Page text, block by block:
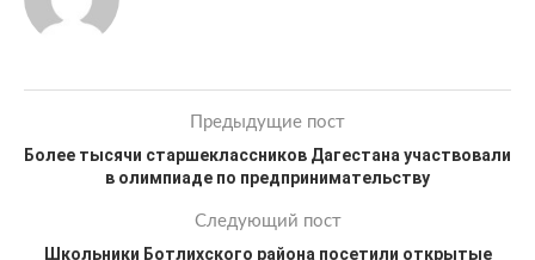
Предыдущие пост
Более тысячи старшеклассников Дагестана участвовали
в олимпиаде по предпринимательству
Следующий пост
Школьники Ботлихского района посетили открытые